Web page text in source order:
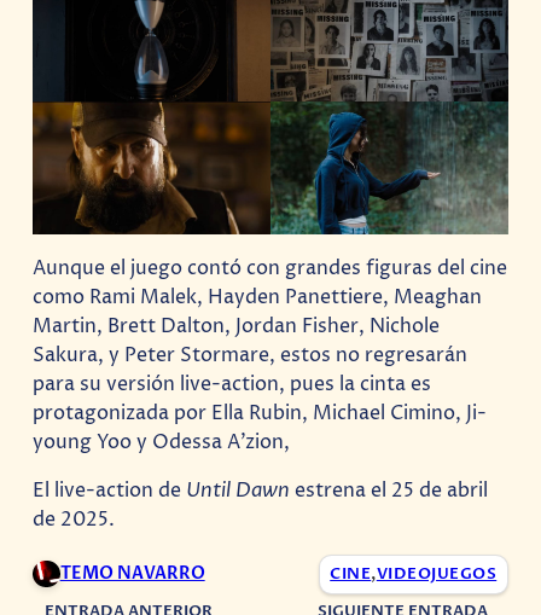
Aunque el juego contó con grandes figuras del cine
como Rami Malek, Hayden Panettiere, Meaghan
Martin, Brett Dalton, Jordan Fisher, Nichole
Sakura, y Peter Stormare, estos no regresarán
para su versión live-action, pues la cinta es
protagonizada por Ella Rubin, Michael Cimino, Ji-
young Yoo y Odessa A’zion,
El live-action de Until Dawn estrena el 25 de abril
de 2025.
TEMO NAVARRO CINE,VIDEOJUEGOS